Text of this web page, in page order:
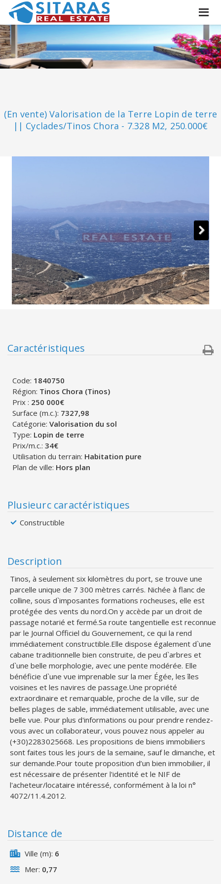
(En vente) Valorisation de la Terre Lopin de terre
|| Cyclades/Tinos Chora - 7.328 M2, 250.000€
Caractéristiques
Code: 1840750
Région: Tinos Chora (Tinos)
Prix : 250 000€
Surface (m.c.): 7327,98
Catégorie: Valorisation du sol
Type: Lopin de terre
Prix/m.c.: 34€
Utilisation du terrain: Habitation pure
Plan de ville: Hors plan
Plusieurc caractéristiques
Constructible
Description
Tinos, à seulement six kilomètres du port, se trouve une
parcelle unique de 7 300 mètres carrés. Nichée à flanc de
colline, sous d`imposantes formations rocheuses, elle est
protégée des vents du nord.On y accède par un droit de
passage notarié et fermé.Sa route tangentielle est reconnue
par le Journal Officiel du Gouvernement, ce qui la rend
immédiatement constructible.Elle dispose également d`une
cabane traditionnelle bien construite, de peu d`arbres et
d`une belle morphologie, avec une pente modérée. Elle
bénéficie d`une vue imprenable sur la mer Égée, les îles
voisines et les navires de passage.Une propriété
extraordinaire et remarquable, proche de la ville, sur de
belles plages de sable, immédiatement utilisable, avec une
belle vue. Pour plus d'informations ou pour prendre rendez-
vous avec un collaborateur, vous pouvez nous appeler au
(+30)2283025668. Les propositions de biens immobiliers
sont faites tous les jours de la semaine, sauf le dimanche, et
sur demande.Pour toute proposition d’un bien immobilier, il
est nécessaire de présenter l'identité et le NIF de
l'acheteur/locataire intéressé, conformément à la loi n°
4072/11.4.2012.
Distance de
Ville (m): 6
Mer: 0,77